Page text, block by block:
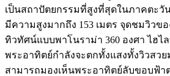
เป็นสถาปัตยกรรมที่สูงที่สุดในภาคตะ
มีความสูงมากถึง 153 เมตร จุดชมวิวข
ทิวทัศน์แบบพาโนราม่า 360 องศา ไฮไ
พระอาทิตย์กำลังจะตกทั้งแสงทั้งวิวสวย
สามารถมองเห็นพระอาทิตย์ลับขอบฟ้า